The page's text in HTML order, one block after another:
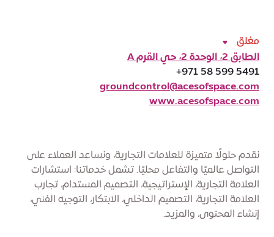
نقدم حلولًا متميزة للعلامات التجارية، ونساعد العملاء على
التواصل عالميًا والتفاعل محليًا. تشمل خدماتنا: استشارات
العلامة التجارية، الإستراتيجية، التصميم المستدام، تجارب
العلامة التجارية، التصميم الداخلي، الابتكار، التوجيه الفني،
إنشاء المحتوى، والمزيد.
مغلق
الطابق 2، الوحدة 2، حي القرم A
+971 58 599 5491
groundcontrol@acesofspace.com
www.acesofspace.com